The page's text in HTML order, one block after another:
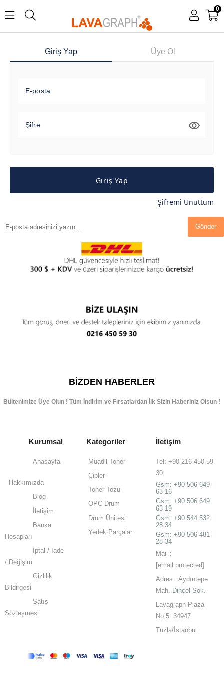
0
Giriş Yap Üye Ol
E-posta
Şifre
Giriş Yap
Şifremi Unuttum
Gönder
BIZDEN HABERLER
Bültenimize Üye Olun ! Tüm İndirim ve Fırsatlardan İlk Sizin Haberiniz Olsun !
Kurumsal
Anasayfa
Hakkımızda
Blog
İletişim
Banka
Hesapları
İptal / İade
/ Değişim
Gizlilik
Bildirgesi
Satış
Sözleşmesi
Kategoriler
Muadil Toner
Çipler
Toner Tozu
OPC Drum
Drum Ünitesi
Yedek Parçalar
İletişim
Tel: +90 216 450 59
30
Gsm:+90 506 649
63 16
Gsm:+90 506 649
63 19
Gsm: +90 544 532
28 34
Gsm: +90 506 481
28 34
Mail :
[email protected]
Adres : Aydıntepe
Mah. Dinçel Sok.
Lavagraph Plaza
No:5 34947
Tuzla/İstanbul